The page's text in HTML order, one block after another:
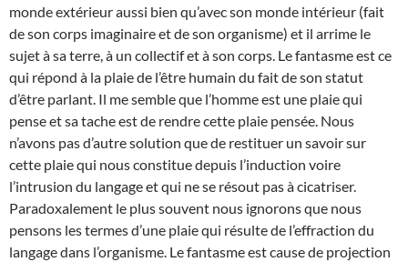
monde extérieur aussi bien qu’avec son monde intérieur (fait
de son corps imaginaire et de son organisme) et il arrime le
sujet à sa terre, à un collectif et à son corps. Le fantasme est ce
qui répond à la plaie de l’être humain du fait de son statut
d’être parlant. Il me semble que l’homme est une plaie qui
pense et sa tache est de rendre cette plaie pensée. Nous
n’avons pas d’autre solution que de restituer un savoir sur
cette plaie qui nous constitue depuis l’induction voire
l’intrusion du langage et qui ne se résout pas à cicatriser.
Paradoxalement le plus souvent nous ignorons que nous
pensons les termes d’une plaie qui résulte de l’effraction du
langage dans l’organisme. Le fantasme est cause de projection